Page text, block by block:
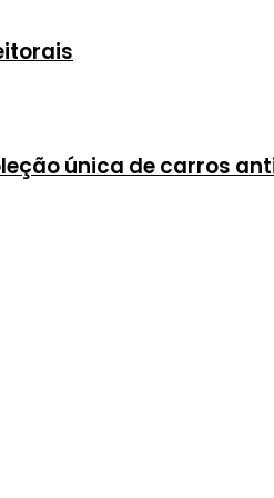
única de carros